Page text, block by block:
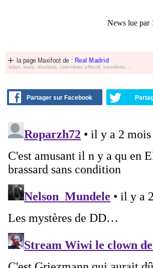
News lue par
la page Maxifoot de : Real Madrid
bilan, stats, résultats, calendrier, effectif, transferts, ...
Partager sur Facebook